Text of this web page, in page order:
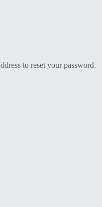
to reset your password.